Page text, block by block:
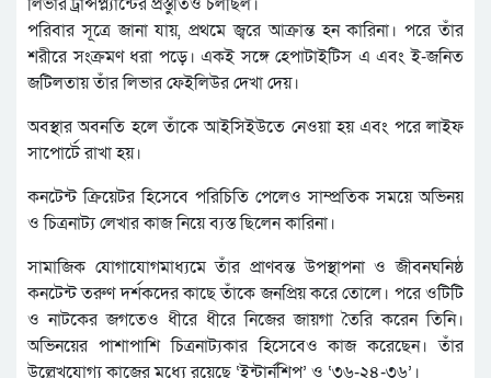
লিভার ট্রান্সপ্ল্যান্টের প্রস্তুতিও চলছিল।
পরিবার সূত্রে জানা যায়, প্রথমে জ্বরে আক্রান্ত হন কারিনা। পরে তাঁর
শরীরে সংক্রমণ ধরা পড়ে। একই সঙ্গে হেপাটাইটিস এ এবং ই-জনিত
জটিলতায় তাঁর লিভার ফেইলিউর দেখা দেয়।
অবস্থার অবনতি হলে তাঁকে আইসিইউতে নেওয়া হয় এবং পরে লাইফ
সাপোর্টে রাখা হয়।
কনটেন্ট ক্রিয়েটর হিসেবে পরিচিতি পেলেও সাম্প্রতিক সময়ে অভিনয়
ও চিত্রনাট্য লেখার কাজ নিয়ে ব্যস্ত ছিলেন কারিনা।
সামাজিক যোগাযোগমাধ্যমে তাঁর প্রাণবন্ত উপস্থাপনা ও জীবনঘনিষ্ঠ
কনটেন্ট তরুণ দর্শকদের কাছে তাঁকে জনপ্রিয় করে তোলে। পরে ওটিটি
ও নাটকের জগতেও ধীরে ধীরে নিজের জায়গা তৈরি করেন তিনি।
অভিনয়ের পাশাপাশি চিত্রনাট্যকার হিসেবেও কাজ করেছেন। তাঁর
উল্লেখযোগ্য কাজের মধ্যে রয়েছে ‘ইন্টার্নশিপ’ ও ‘৩৬-২৪-৩৬’।